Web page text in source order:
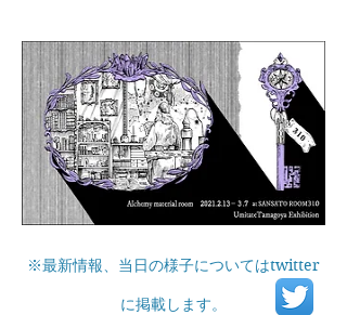
※最新情報、当日の様子についてはtwitter
に掲載します。